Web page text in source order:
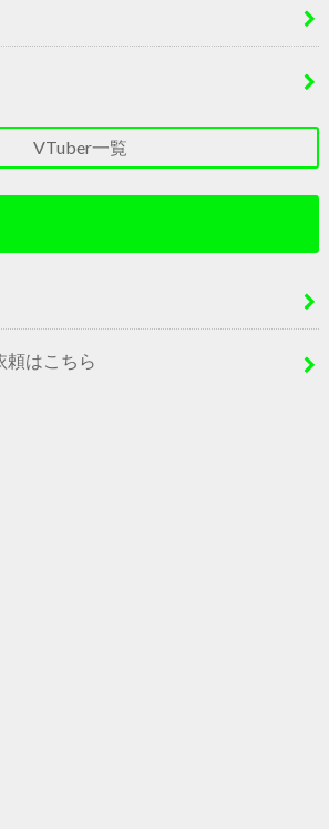
VTuber一覧
頼はこちら